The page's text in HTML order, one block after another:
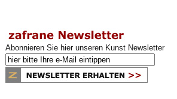
Abonnieren Sie hier unseren Kunst Newsletter